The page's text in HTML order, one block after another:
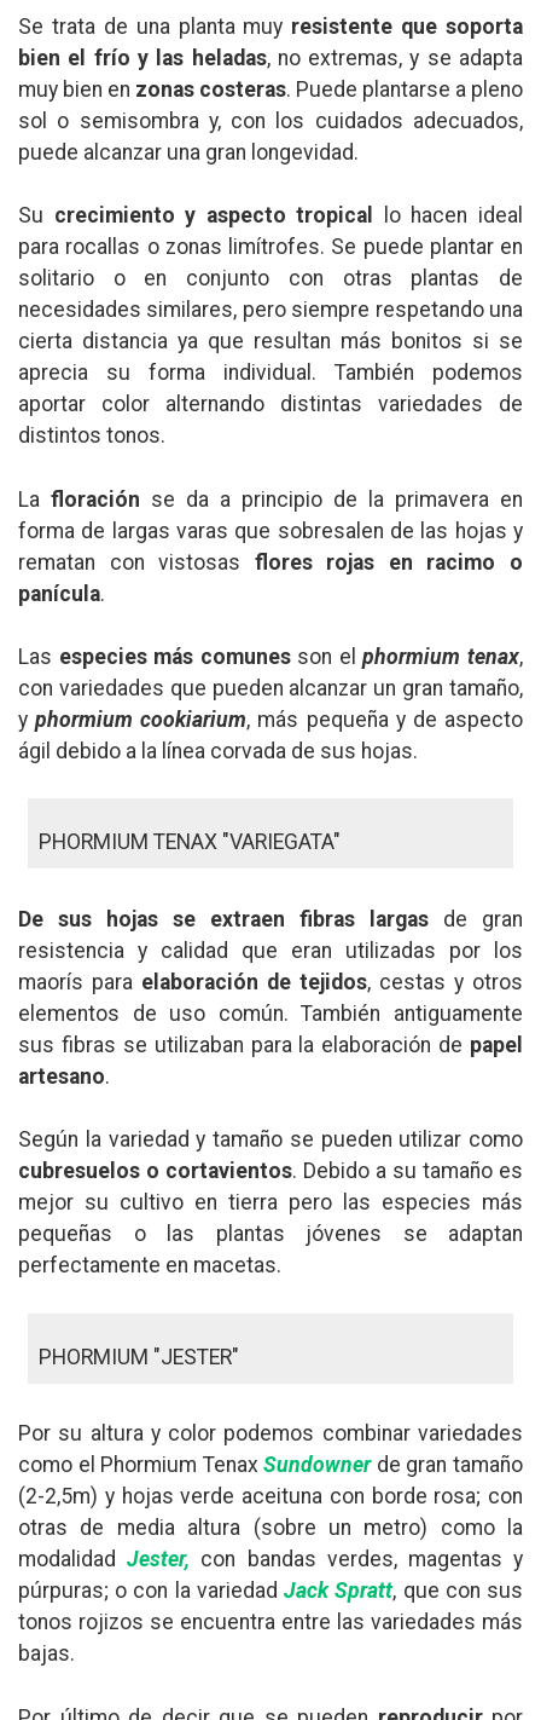
Se trata de una planta muy resistente que soporta
bien el frío y las heladas, no extremas, y se adapta
muy bien en zonas costeras. Puede plantarse a pleno
sol o semisombra y, con los cuidados adecuados,
puede alcanzar una gran longevidad.
Su crecimiento y aspecto tropical
lo hacen ideal
para rocallas o zonas limítrofes. Se puede plantar en
solitario o en conjunto con otras plantas de
necesidades similares, pero siempre respetando una
cierta distancia ya que resultan más bonitos si se
aprecia su forma individual. También podemos
aportar color alternando distintas variedades de
distintos tonos.
La floración se da a principio de la primavera en
forma de largas varas que sobresalen de las hojas y
rematan con vistosas flores rojas en racimo o
panícula.
Las especies más comunesson elphormium tenax,
con variedades que pueden alcanzar un gran tamaño,
yphormium cookiarium, más pequeña y de aspecto
ágil debido a la línea corvada de sus hojas.
PHORMIUM TENAX "VARIEGATA"
De sus hojas se extraen fibras largas de gran
resistencia y calidad que eran utilizadas por los
maorís para elaboración de tejidos, cestas y otros
elementos de uso común. También antiguamente
sus fibras se utilizaban para la elaboración de papel
artesano.
Según la variedad y tamaño se pueden utilizar como
cubresuelos o cortavientos. Debido a su tamaño es
mejor su cultivo en tierra pero las especies más
pequeñas o las plantas jóvenes se adaptan
perfectamente en macetas.
PHORMIUM "JESTER"
Por su altura y color podemos combinar variedades
como el Phormium TenaxSundownerde gran tamaño
(2-2,5m) y hojas verde aceituna con borde rosa; con
otras de media altura (sobre un metro) como la
modalidadJester, con bandas verdes, magentas y
púrpuras; o con la variedadJack Spratt, que con sus
tonos rojizos se encuentra entre las variedades más
bajas.